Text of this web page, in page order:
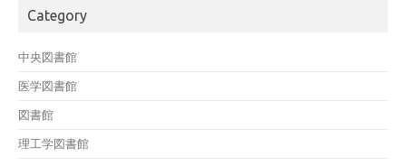
Category
中央図書館
医学図書館
図書館
理工学図書館